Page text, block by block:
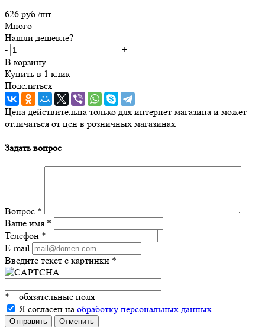
626 руб./шт.
Много
Нашли дешевле?
-
+
В корзину
Купить в 1 клик
Поделиться
Цена действительна только для интернет-магазина и может
отличаться от цен в розничных магазинах
Задать вопрос
Вопрос *
Ваше имя *
Телефон *
E-mail
Введите текст с картинки *
* – обязательные поля
Я согласен на обработку персональных данных
Отправить Отменить